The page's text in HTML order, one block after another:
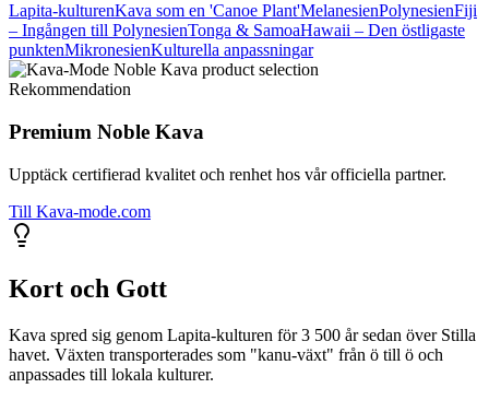
Lapita-kulturenKava som en 'Canoe Plant'MelanesienPolynesienFiji
– Ingången till PolynesienTonga & SamoaHawaii – Den östligaste
punktenMikronesienKulturella anpassningar
Rekommendation
Premium Noble Kava
Upptäck certifierad kvalitet och renhet hos vår officiella partner.
Till Kava-mode.com
Kort och Gott
Kava spred sig genom Lapita-kulturen för 3 500 år sedan över Stilla
havet. Växten transporterades som "kanu-växt" från ö till ö och
anpassades till lokala kulturer.